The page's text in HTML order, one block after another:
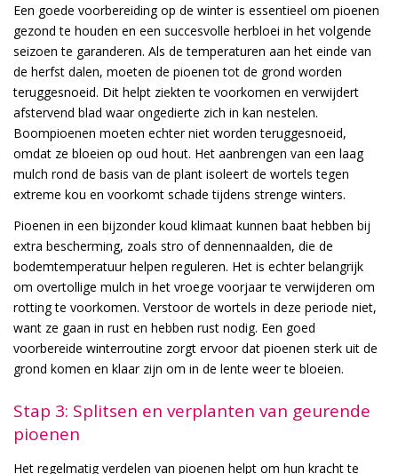
Een goede voorbereiding op de winter is essentieel om pioenen
gezond te houden en een succesvolle herbloei in het volgende
seizoen te garanderen. Als de temperaturen aan het einde van
de herfst dalen, moeten de pioenen tot de grond worden
teruggesnoeid. Dit helpt ziekten te voorkomen en verwijdert
afstervend blad waar ongedierte zich in kan nestelen.
Boompioenen moeten echter niet worden teruggesnoeid,
omdat ze bloeien op oud hout. Het aanbrengen van een laag
mulch rond de basis van de plant isoleert de wortels tegen
extreme kou en voorkomt schade tijdens strenge winters.
Pioenen in een bijzonder koud klimaat kunnen baat hebben bij
extra bescherming, zoals stro of dennennaalden, die de
bodemtemperatuur helpen reguleren. Het is echter belangrijk
om overtollige mulch in het vroege voorjaar te verwijderen om
rotting te voorkomen. Verstoor de wortels in deze periode niet,
want ze gaan in rust en hebben rust nodig. Een goed
voorbereide winterroutine zorgt ervoor dat pioenen sterk uit de
grond komen en klaar zijn om in de lente weer te bloeien.
Stap 3: Splitsen en verplanten van geurende
pioenen
Het regelmatig verdelen van pioenen helpt om hun kracht te